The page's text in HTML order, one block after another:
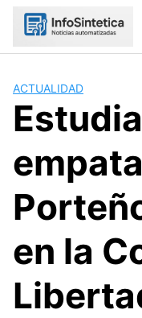
Skip
ACTUALIDAD
en la